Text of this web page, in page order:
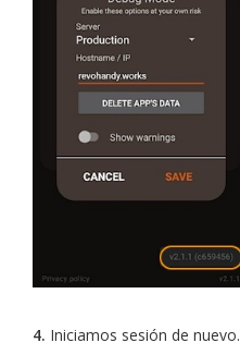
4. Iniciamos sesión de nuevo.